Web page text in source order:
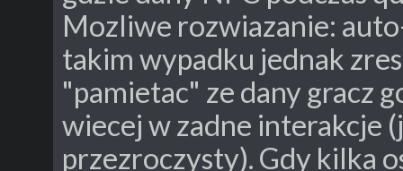
Mozliwe rozwiazanie:
takim wypadku jednak
"pamietac" ze dany gracz
wiecej w zadne interakcje
przezroczysty). Gdy kilka